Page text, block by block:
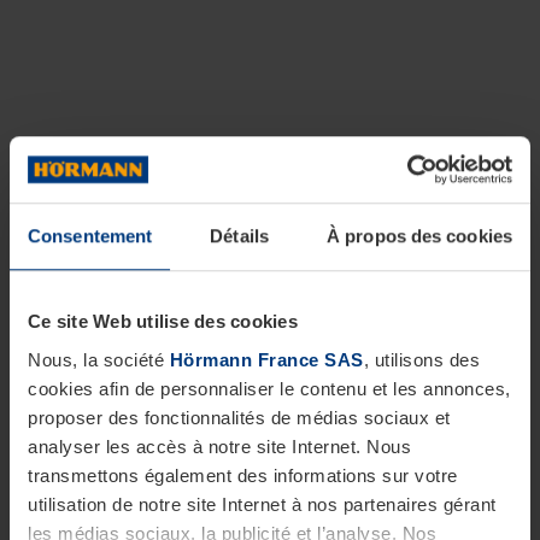
Consentement Détails À propos des cookies
Ce site Web utilise des cookies
Nous, la société Hörmann France SAS, utilisons des
cookies afin de personnaliser le contenu et les annonces,
proposer des fonctionnalités de médias sociaux et
analyser les accès à notre site Internet. Nous
transmettons également des informations sur votre
utilisation de notre site Internet à nos partenaires gérant
les médias sociaux, la publicité et l’analyse. Nos